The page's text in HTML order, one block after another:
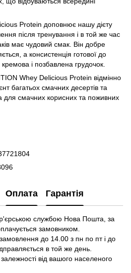
Protein доповнює нашу дієту
після тренування і в той же час
має чудовий смак. Він добре
а консистенція готової до
і позбавлена ​​грудочок.
Whey Delicious Protein відмінно
багатьох смачних десертів та
для смачних корисних та поживних
Оплата Гарантія
службою Нова Пошта, за
замовником.
до 14.00 з пн по пт і до
в той же день.
від вашого населеного